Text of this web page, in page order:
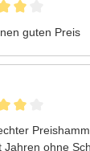
guten Preis
Jahren ohne